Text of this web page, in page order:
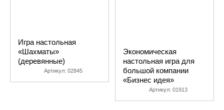
Игра настольная
«Шахматы»
(деревянные)
Артикул: 02845
Экономическая
настольная игра для
большой компании
«Бизнес идея»
Артикул: 01913